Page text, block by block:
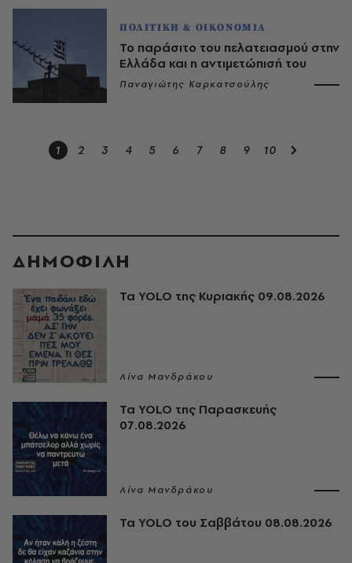
ΠΟΛΙΤΙΚΗ & ΟΙΚΟΝΟΜΙΑ
Το παράσιτο του πελατειασμού στην
Ελλάδα και η αντιμετώπισή του
Παναγιώτης Καρκατσούλης
1 2 3 4 5 6 7 8 9 10
ΔΗΜΟΦΙΛΗ
Τα YOLO της Κυριακής 09.08.2026
Λίνα Μανδράκου
Τα YOLO της Παρασκευής
07.08.2026
Λίνα Μανδράκου
Τα YOLO του Σαββάτου 08.08.2026